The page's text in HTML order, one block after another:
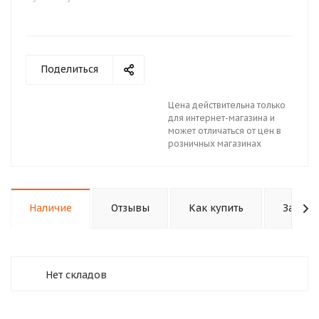
Поделиться
Цена действительна только
для интернет-магазина и
может отличаться от цен в
розничных магазинах
Наличие Отзывы Как купить
Нет складов